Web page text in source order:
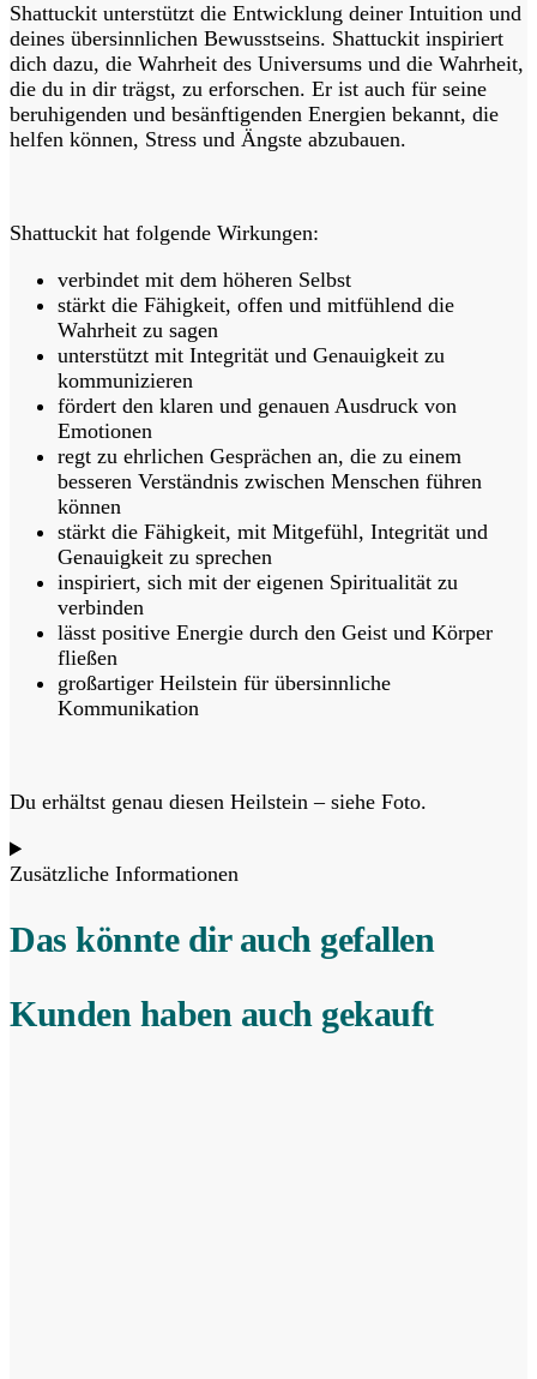
Shattuckit unterstützt die Entwicklung deiner Intuition und
deines übersinnlichen Bewusstseins. Shattuckit inspiriert
dich dazu, die Wahrheit des Universums und die Wahrheit,
die du in dir trägst, zu erforschen. Er ist auch für seine
beruhigenden und besänftigenden Energien bekannt, die
helfen können, Stress und Ängste abzubauen.
Shattuckit hat folgende Wirkungen:
verbindet mit dem höheren Selbst
stärkt die Fähigkeit, offen und mitfühlend die
Wahrheit zu sagen
unterstützt mit Integrität und Genauigkeit zu
kommunizieren
fördert den klaren und genauen Ausdruck von
Emotionen
regt zu ehrlichen Gesprächen an, die zu einem
besseren Verständnis zwischen Menschen führen
können
stärkt die Fähigkeit, mit Mitgefühl, Integrität und
Genauigkeit zu sprechen
inspiriert, sich mit der eigenen Spiritualität zu
verbinden
lässt positive Energie durch den Geist und Körper
fließen
großartiger Heilstein für übersinnliche
Kommunikation
Du erhältst genau diesen Heilstein – siehe Foto.
Zusätzliche Informationen
Das könnte dir auch gefallen
Kunden haben auch gekauft